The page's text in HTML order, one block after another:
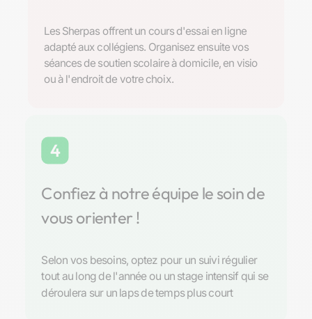
Les Sherpas offrent un cours d'essai en ligne
adapté aux collégiens. Organisez ensuite vos
séances de soutien scolaire à domicile, en visio
ou à l'endroit de votre choix.
4
Confiez à notre équipe le soin de
vous orienter !
Selon vos besoins, optez pour un suivi régulier
tout au long de l'année ou un stage intensif qui se
déroulera sur un laps de temps plus court